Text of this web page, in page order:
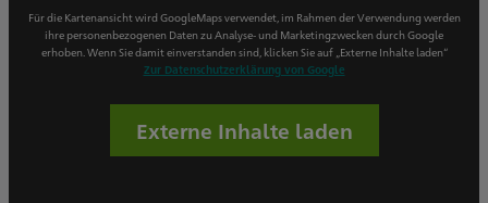
Für die Kartenansicht wird GoogleMaps verwendet, im Rahmen der Verwendung werden
ihre personenbezogenen Daten zu Analyse- und Marketingzwecken durch Google
erhoben. Wenn Sie damit einverstanden sind, klicken Sie auf „Externe Inhalte laden“
Zur Datenschutzerklärung von Google
Externe Inhalte laden